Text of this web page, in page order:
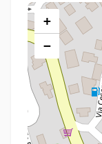
+
−